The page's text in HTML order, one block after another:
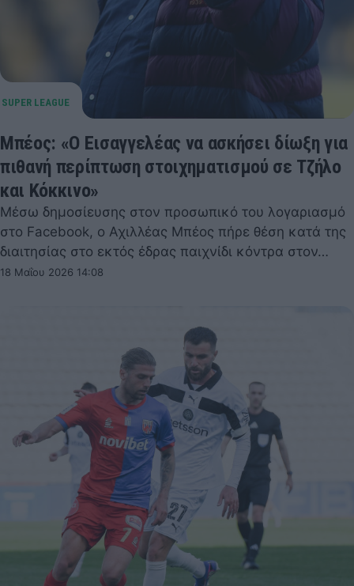
Μπέος: «Ο Εισαγγελέας να ασκήσει δίωξη για
πιθανή περίπτωση στοιχηματισμού σε Τζήλο
και Κόκκινο»
Μέσω δημοσίευσης στον προσωπικό του λογαριασμό
στο Facebook, ο Αχιλλέας Μπέος πήρε θέση κατά της
διαιτησίας στο εκτός έδρας παιχνίδι κόντρα στον…
18 Μαΐου 2026 14:08